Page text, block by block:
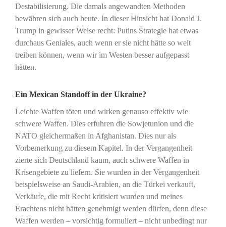
Destabilisierung. Die damals angewandten Methoden
bewähren sich auch heute. In dieser Hinsicht hat Donald J.
Trump in gewisser Weise recht: Putins Strategie hat etwas
durchaus Geniales, auch wenn er sie nicht hätte so weit
treiben können, wenn wir im Westen besser aufgepasst
hätten.
Ein Mexican Standoff in der Ukraine?
Leichte Waffen töten und wirken genauso effektiv wie
schwere Waffen. Dies erfuhren die Sowjetunion und die
NATO gleichermaßen in Afghanistan. Dies nur als
Vorbemerkung zu diesem Kapitel. In der Vergangenheit
zierte sich Deutschland kaum, auch schwere Waffen in
Krisengebiete zu liefern. Sie wurden in der Vergangenheit
beispielsweise an Saudi-Arabien, an die Türkei verkauft,
Verkäufe, die mit Recht kritisiert wurden und meines
Erachtens nicht hätten genehmigt werden dürfen, denn diese
Waffen werden – vorsichtig formuliert – nicht unbedingt nur